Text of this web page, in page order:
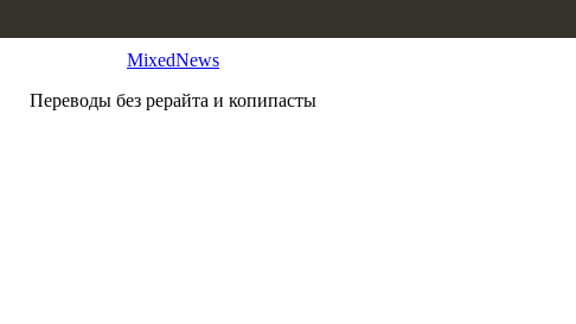
MixedNews
Переводы без рерайта и копипасты